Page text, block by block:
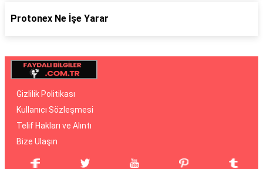
Protonex Ne İşe Yarar
Gizlilik Politikası
Kullanıcı Sözleşmesi
Telif Hakları ve Alıntı
Bize Ulaşın